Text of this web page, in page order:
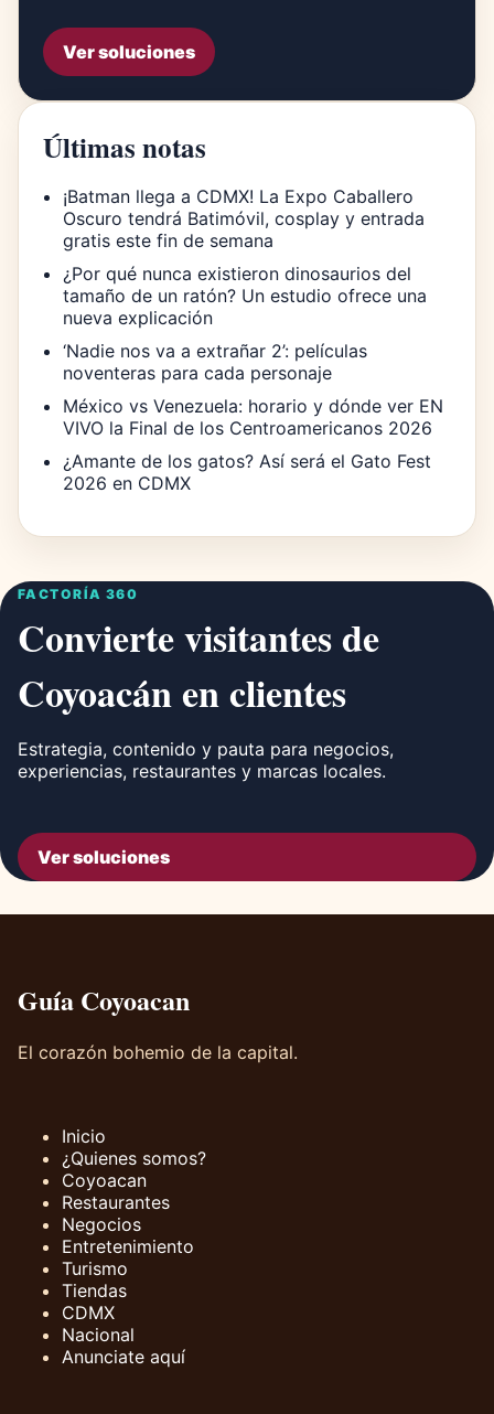
Ver soluciones
Últimas notas
¡Batman llega a CDMX! La Expo Caballero
Oscuro tendrá Batimóvil, cosplay y entrada
gratis este fin de semana
¿Por qué nunca existieron dinosaurios del
tamaño de un ratón? Un estudio ofrece una
nueva explicación
‘Nadie nos va a extrañar 2’: películas
noventeras para cada personaje
México vs Venezuela: horario y dónde ver EN
VIVO la Final de los Centroamericanos 2026
¿Amante de los gatos? Así será el Gato Fest
2026 en CDMX
FACTORÍA 360
Convierte visitantes de
Coyoacán en clientes
Estrategia, contenido y pauta para negocios,
experiencias, restaurantes y marcas locales.
Ver soluciones
Guía Coyoacan
El corazón bohemio de la capital.
Inicio
¿Quienes somos?
Coyoacan
Restaurantes
Negocios
Entretenimiento
Turismo
Tiendas
CDMX
Nacional
Anunciate aquí